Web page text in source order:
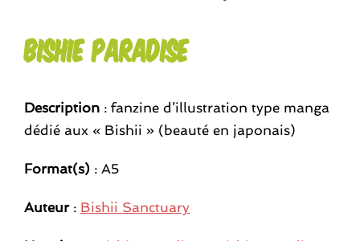
Bishie Paradise
Description : fanzine d’illustration type manga
dédié aux « Bishii » (beauté en japonais)
Format(s) : A5
Auteur: Bishii Sanctuary